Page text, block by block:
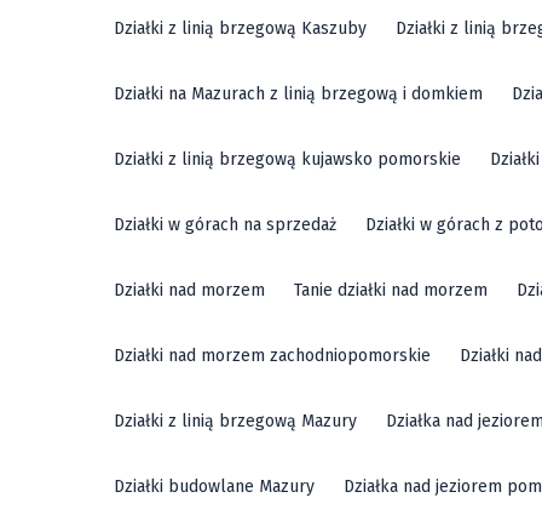
Działki z linią brzegową Kaszuby Działki z linią
Działki na Mazurach z linią brzegową i domkiem
Działki z linią brzegową kujawsko pomorskie
Działki w górach na sprzedaż Działki w górach z
Działki nad morzem Tanie działki nad morzem
Działki nad morzem zachodniopomorskie Działki
Działki z linią brzegową Mazury Działka nad
Działki budowlane Mazury Działka nad jeziorem